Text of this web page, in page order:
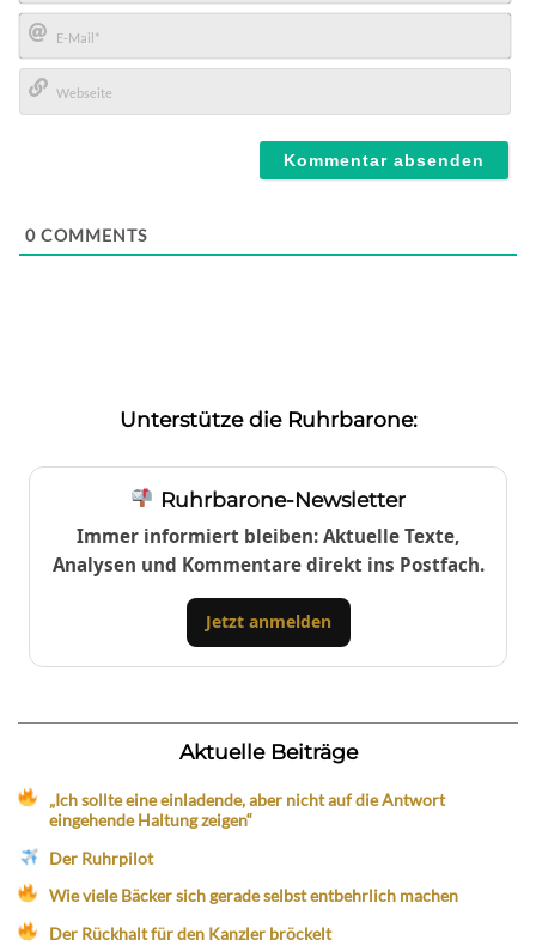
Name*
E-
Mail*
0 COMMENTS
Unterstütze die Ruhrbarone:
Ruhrbarone-Newsletter
Immer informiert bleiben: Aktuelle Texte,
Analysen und Kommentare direkt ins Postfach.
Jetzt anmelden
Aktuelle Beiträge
„Ich sollte eine einladende, aber nicht auf die Antwort
eingehende Haltung zeigen“
Der Ruhrpilot
Wie viele Bäcker sich gerade selbst entbehrlich machen
Der Rückhalt für den Kanzler bröckelt